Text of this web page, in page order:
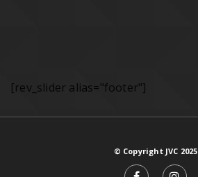
[rev_slider alias="footer"]
© Copyright JVC 2025